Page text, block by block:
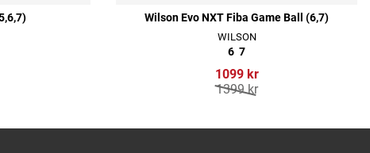
Wilson Evo NXT Fiba Game Ball (6,7)
WILSON
6 7
1099 kr
1399 kr